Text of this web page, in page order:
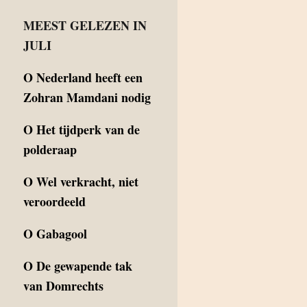
MEEST GELEZEN IN
JULI
ONederland heeft een
Zohran Mamdani nodig
OHet tijdperk van de
polderaap
OWel verkracht, niet
veroordeeld
OGabagool
ODe gewapende tak
van Domrechts